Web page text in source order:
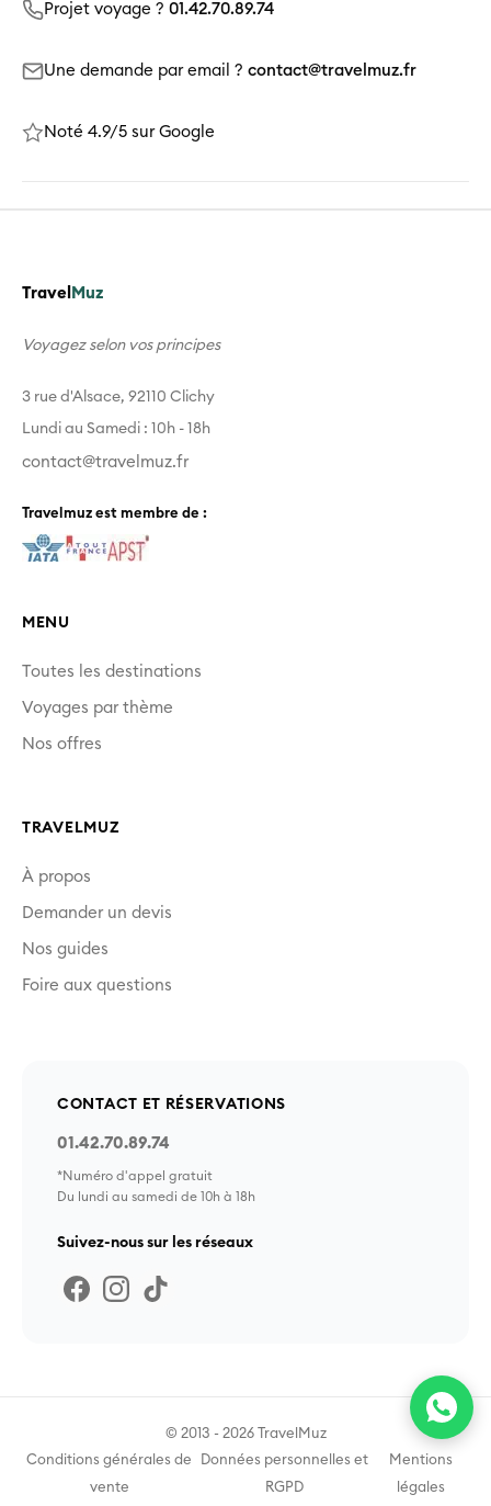
Projet voyage ? 01.42.70.89.74
Une demande par email ? contact@travelmuz.fr
Noté 4.9/5 sur Google
Travel Muz
Voyagez selon vos principes
3 rue d'Alsace, 92110 Clichy
Lundi au Samedi : 10h - 18h
contact@travelmuz.fr
Travelmuz est membre de :
MENU
Toutes les destinations
Voyages par thème
Nos offres
TRAVELMUZ
À propos
Demander un devis
Nos guides
Foire aux questions
CONTACT ET RÉSERVATIONS
01.42.70.89.74
*Numéro d'appel gratuit
Du lundi au samedi de 10h à 18h
Suivez-nous sur les réseaux
© 2013 - 2026 TravelMuz
Conditions générales de
vente
Données personnelles et
RGPD
Mentions
légales